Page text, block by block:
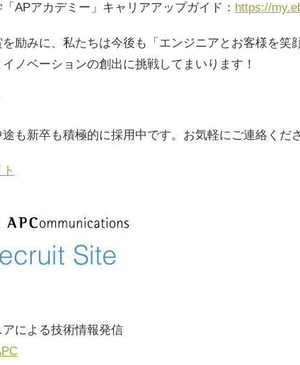
APアカデミー」キャリアアップガイド： https://
励みに、私たちは今後も「エンジニアとお客様を笑
ノベーションの創出に挑戦してまいります！
も新卒も積極的に採用中です。お気軽にご連絡くだ
による技術情報発信